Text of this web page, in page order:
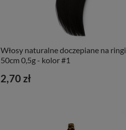
Włosy naturalne doczepiane na ringi
50cm 0,5g - kolor #1
2,70 zł